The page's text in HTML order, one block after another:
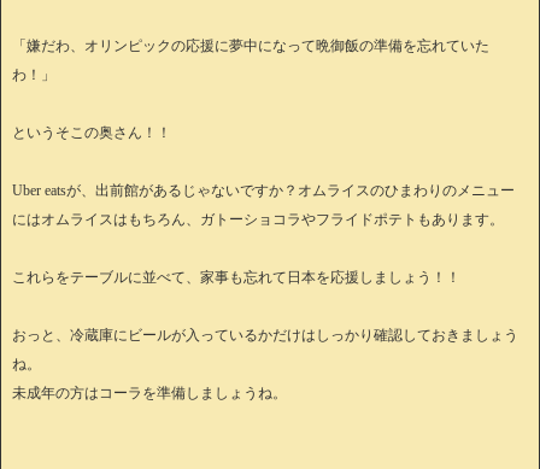
「嫌だわ、オリンピックの応援に夢中になって晩御飯の準備を忘れていた
わ！」
というそこの奥さん！！
Uber eatsが、出前館があるじゃないですか？オムライスのひまわりのメニュー
にはオムライスはもちろん、ガトーショコラやフライドポテトもあります。
これらをテーブルに並べて、家事も忘れて日本を応援しましょう！！
おっと、冷蔵庫にビールが入っているかだけはしっかり確認しておきましょう
ね。
未成年の方はコーラを準備しましょうね。